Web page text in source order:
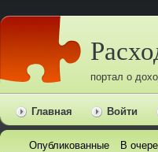
портал о
Главная Войти
Опубликованные В